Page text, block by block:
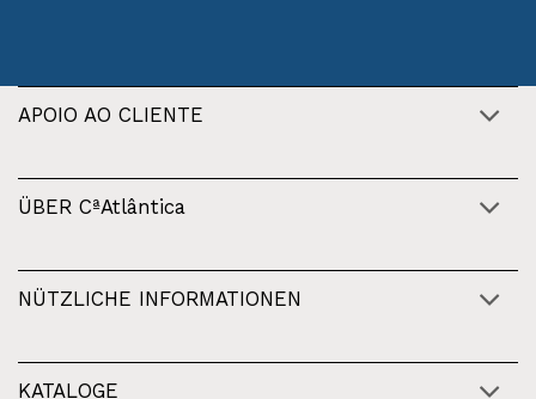
APOIO AO CLIENTE
ÜBER CªAtlântica
NÜTZLICHE INFORMATIONEN
KATALOGE